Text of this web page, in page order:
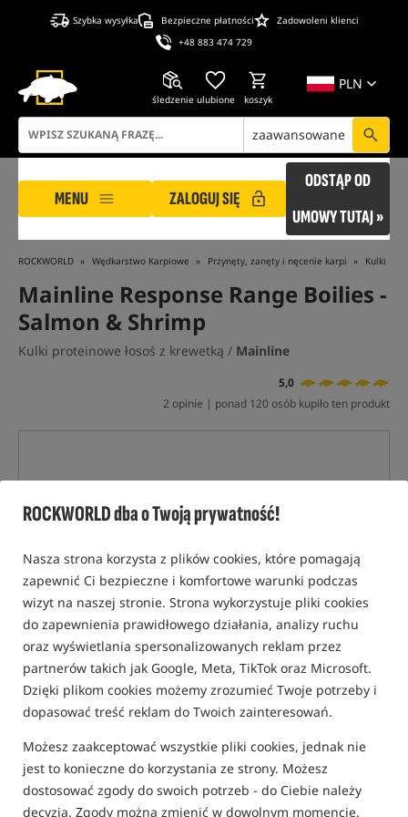
ROCKWORLD dba o Twoją prywatność!
Nasza strona korzysta z plików cookies, które pomagają
zapewnić Ci bezpieczne i komfortowe warunki podczas
wizyt na naszej stronie. Strona wykorzystuje pliki cookies
do zapewnienia prawidłowego działania, analizy ruchu
oraz wyświetlania spersonalizowanych reklam przez
partnerów takich jak Google, Meta, TikTok oraz Microsoft.
Dzięki plikom cookies możemy zrozumieć Twoje potrzeby i
dopasować treść reklam do Twoich zainteresowań.
Możesz zaakceptować wszystkie pliki cookies, jednak nie
jest to konieczne do korzystania ze strony. Możesz
dostosować zgody do swoich potrzeb - do Ciebie należy
decyzja. Zgody można zmienić w dowolnym momencie.
Szybka wysyłka Bezpieczne płatności
Zadowoleni klienci
+48 883 474 729
PLN
śledzenie ulubione koszyk
zaawansowane
MENU ZALOGUJ SIĘ
ODSTĄP OD
UMOWY TUTAJ »
ROCKWORLD Wędkarstwo Karpiowe Przynęty, zanęty i nęcenie karpi Kulki
Mainline Response Range Boilies -
Salmon & Shrimp
Kulki proteinowe łosoś z krewetką / Mainline
5,0
2 opinie | ponad 120 osób kupiło ten produkt